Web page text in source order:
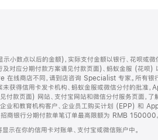
小数点以后的金额)，实际支付金额以银行、花呗或
对应分期付款方案请见付款页面)、蚂蚁金服 (花呗
商店不同，请到店咨询 Specialist 专家。所有银
获得信用卡发卡机构、蚂蚁金服或微信分付的批准
款页面) 网站、支付宝网站和微信分付服务页面，
企业和教育机构客户、企业员工购买计划 (EPP) 和
招商银行分期付款单笔订单最高限额为 RMB 150000。
示在你的信用卡对账单、支付宝或微信账户中。